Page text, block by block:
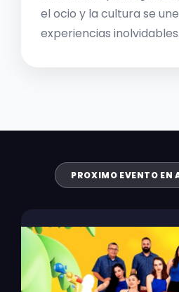
el ocio y la cultura se
experiencias inolvidables.
PROXIMO EVENTO EN